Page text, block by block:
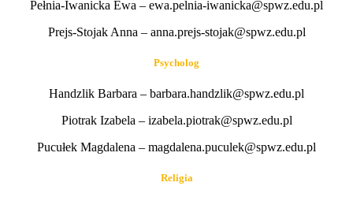
Pełnia-Iwanicka Ewa – ewa.pelnia-iwanicka@spwz.edu.pl
Prejs-Stojak Anna – anna.prejs-stojak@spwz.edu.pl
Psycholog
Handzlik Barbara – barbara.handzlik@spwz.edu.pl
Piotrak Izabela – izabela.piotrak@spwz.edu.pl
Pucułek Magdalena – magdalena.puculek@spwz.edu.pl
Religia